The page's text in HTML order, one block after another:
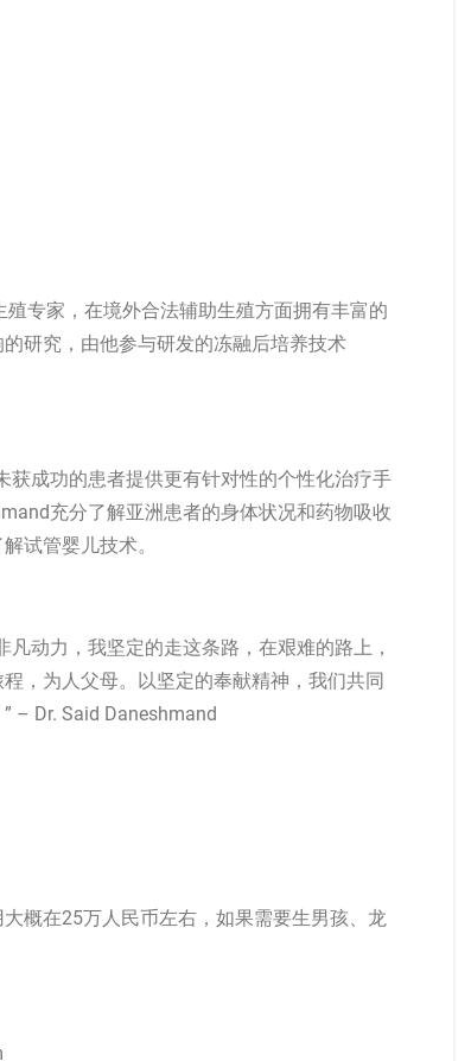
专家，在境外合法辅助生殖方面拥有丰富的
研究，由他参与研发的冻融后培养技术
获成功的患者提供更有针对性的个性化治疗手
充分了解亚洲患者的身体状况和药物吸收
解试管婴儿技术。
动力，我坚定的走这条路，在艰难的路上，
，为人父母。以坚定的奉献精神，我们共同
– Dr. Said Daneshmand
大概在25万人民币左右，如果需要生男孩、龙